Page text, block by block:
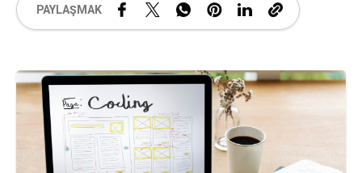
PAYLAŞMAK